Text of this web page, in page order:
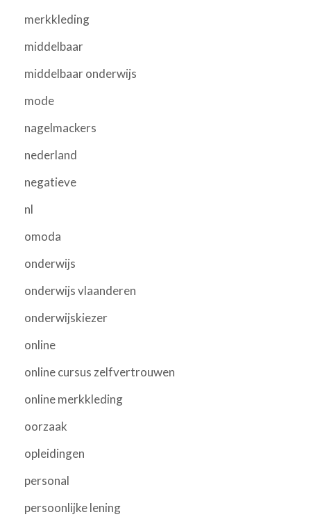
merkkleding
middelbaar
middelbaar onderwijs
mode
nagelmackers
nederland
negatieve
nl
omoda
onderwijs
onderwijs vlaanderen
onderwijskiezer
online
online cursus zelfvertrouwen
online merkkleding
oorzaak
opleidingen
personal
persoonlijke lening